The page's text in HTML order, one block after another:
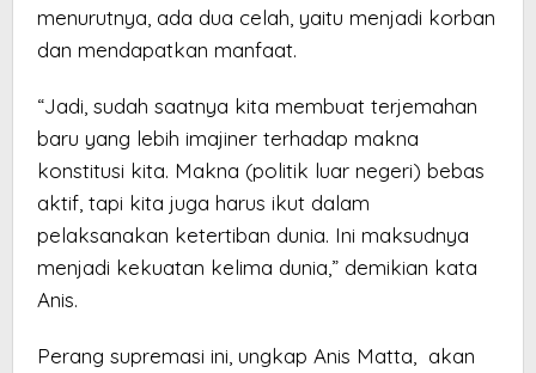
menurutnya, ada dua celah, yaitu menjadi korban
dan mendapatkan manfaat.
“Jadi, sudah saatnya kita membuat terjemahan
baru yang lebih imajiner terhadap makna
konstitusi kita. Makna (politik luar negeri) bebas
aktif, tapi kita juga harus ikut dalam
pelaksanakan ketertiban dunia. Ini maksudnya
menjadi kekuatan kelima dunia,” demikian kata
Anis.
Perang supremasi ini, ungkap Anis Matta, akan